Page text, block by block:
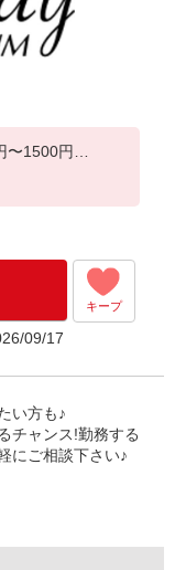
〜1500円
キープ
09/17
い方も♪
チャンス!勤務する
にご相談下さい♪
SHOP